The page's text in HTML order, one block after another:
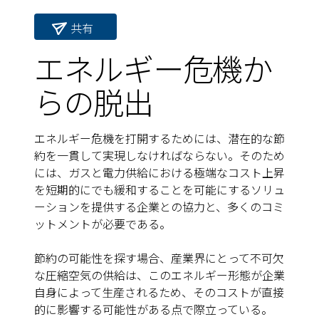
共有
エネルギー危機か
らの脱出
エネルギー危機を打開するためには、潜在的な節
約を一貫して実現しなければならない。そのため
には、ガスと電力供給における極端なコスト上昇
を短期的にでも緩和することを可能にするソリュ
ーションを提供する企業との協力と、多くのコミ
ットメントが必要である。
節約の可能性を探す場合、産業界にとって不可欠
な圧縮空気の供給は、このエネルギー形態が企業
自身によって生産されるため、そのコストが直接
的に影響する可能性がある点で際立っている。